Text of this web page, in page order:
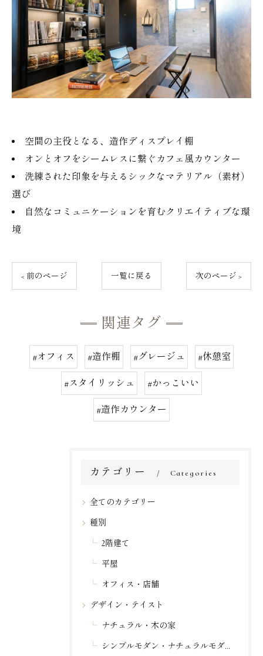
空間の主役となる、造作ディスプレイ棚
オンとオフをシームレスに繋ぐカフェ風カウンター
洗練された印象を与えるシックなマテリアル（素材）
選び
自然なコミュニケーションを育むクリエイティブな環
境
< 前のページ 一覧に戻る 次のページ >
関連タグ
#オフィス #造作棚 #グレージュ #休憩室
#スタイリッシュ #かっこいい
#造作カウンター
カテゴリー Categories
全てのカテゴリー
種別
2階建て
平屋
オフィス・店舗
デザイン・テイスト
ナチュラル・木の家
シンプルモダン・ナチュラルモダン